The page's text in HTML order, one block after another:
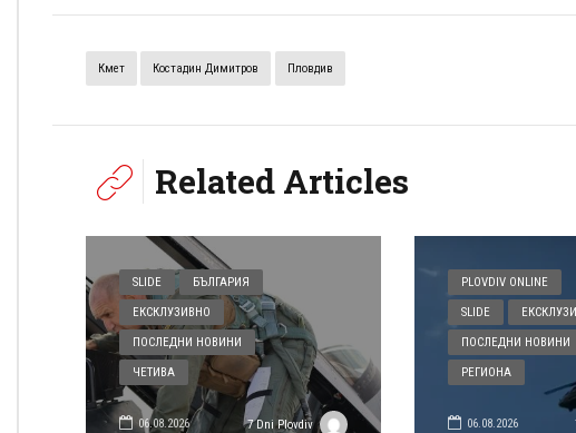
Кмет Костадин Димитров Пловдив
Related Articles
SLIDE БЪЛГАРИЯ
ЕКСКЛУЗИВНО
ПОСЛЕДНИ НОВИНИ
ЧЕТИВА
06.08.2026 7 Dni Plovdiv
PLOVDIV ONLINE
SLIDE
ПОСЛЕДНИ НОВИНИ
РЕГИОНА
06.08.2026